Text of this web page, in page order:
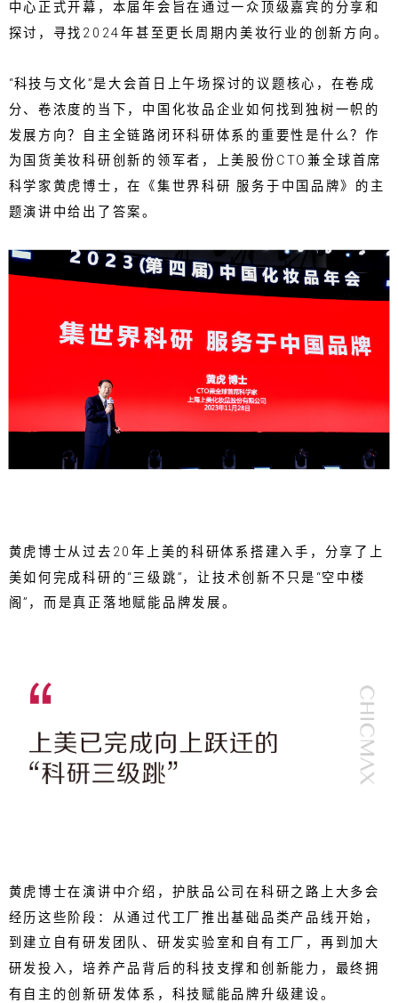
中心正式开幕，本届年会旨在通过一众顶级嘉宾的分享和
探讨，寻找2024年甚至更长周期内美妆行业的创新方向。
“科技与文化”是大会首日上午场探讨的议题核心，在卷成
分、卷浓度的当下，中国化妆品企业如何找到独树一帜的
发展方向？自主全链路闭环科研体系的重要性是什么？作
为国货美妆科研创新的领军者，上美股份CTO兼全球首席
科学家黄虎博士，在《集世界科研 服务于中国品牌》的主
题演讲中给出了答案。
黄虎博士从过去20年上美的科研体系搭建入手，分享了上
美如何完成科研的“三级跳”，让技术创新不只是“空中楼
阁”，而是真正落地赋能品牌发展。
黄虎博士在演讲中介绍，护肤品公司在科研之路上大多会
经历这些阶段：从通过代工厂推出基础品类产品线开始，
到建立自有研发团队、研发实验室和自有工厂，再到加大
研发投入，培养产品背后的科技支撑和创新能力，最终拥
有自主的创新研发体系，科技赋能品牌升级建设。